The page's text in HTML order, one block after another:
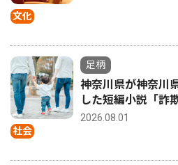
文化
社会
足柄
神奈川県が神奈川
した短編小説「詐
2026.08.01